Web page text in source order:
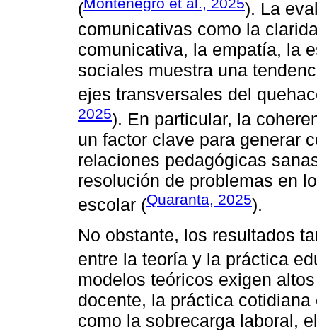
(Montenegro et al., 2025). La
comunicativas como la
comunicativa, la empatía, la
sociales muestra una
ejes transversales del
2025). En particular, la
un factor clave para generar
relaciones pedagógicas
resolución de problemas en
escolar (Quaranta, 2025).
No obstante, los resultados
entre la teoría y la práctica
modelos teóricos exigen
docente, la práctica
como la sobrecarga laboral,